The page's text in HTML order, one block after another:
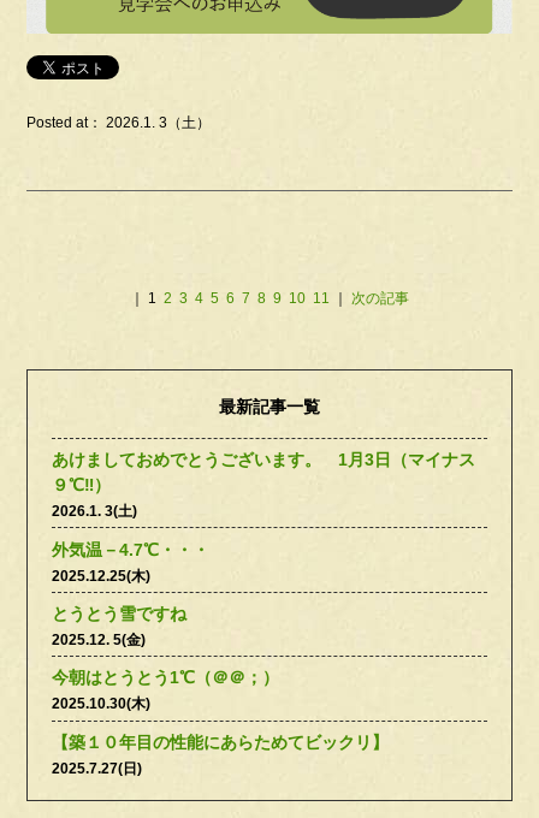
Posted at： 2026.1. 3（土）
1 2 3 4 5 6 7 8 9 10 11 次の記事
最新記事一覧
あけましておめでとうございます。 1月3日（マイナス
９℃‼）
2026.1. 3(土)
外気温－4.7℃・・・
2025.12.25(木)
とうとう雪ですね
2025.12. 5(金)
今朝はとうとう1℃（＠＠；）
2025.10.30(木)
【築１０年目の性能にあらためてビックリ】
2025.7.27(日)